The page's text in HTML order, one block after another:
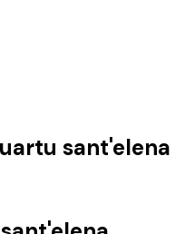
sant'elena